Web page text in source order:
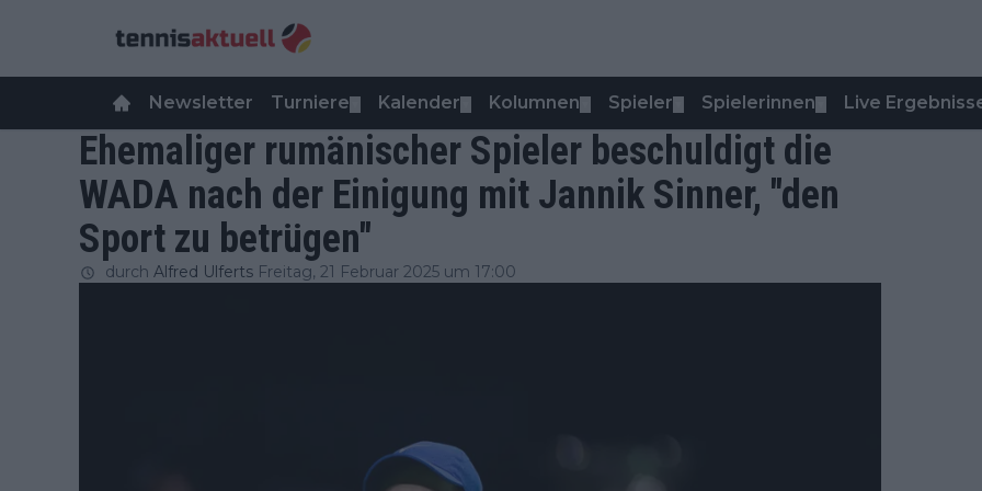
Newsletter Turniere Kalender Kolumnen Spieler Spielerinnen Live
Ehemaliger rumänischer Spieler beschuldigt die
WADA nach der Einigung mit Jannik Sinner, "den
Sport zu betrügen"
durch Alfred Ulferts Freitag, 21 Februar 2025 um 17:00